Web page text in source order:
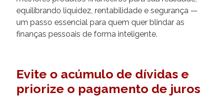
equilibrando liquidez, rentabilidade e segurança —
um passo essencial para quem quer blindar as
finanças pessoais de forma inteligente.
Evite o acúmulo de dívidas e
priorize o pagamento de juros